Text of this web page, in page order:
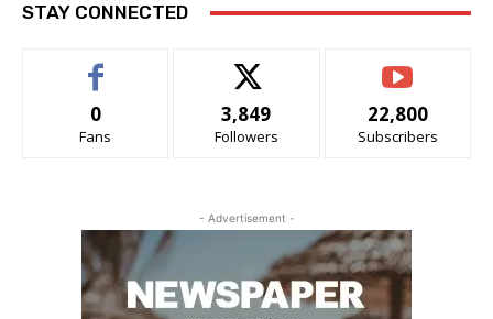
STAY CONNECTED
0
Fans
3,849
Followers
22,800
Subscribers
- Advertisement -